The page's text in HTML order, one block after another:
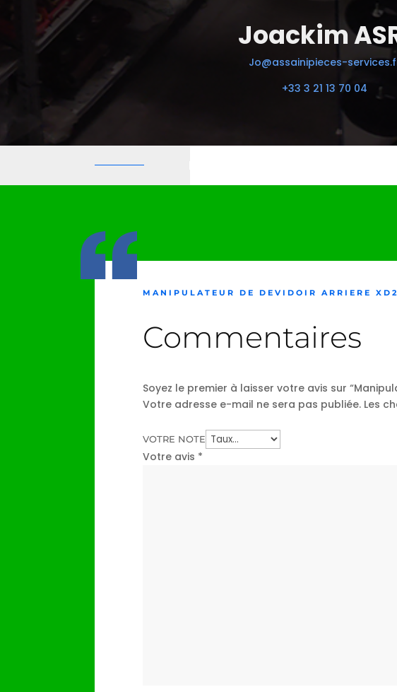
Joackim
Jo@assainipieces-
+33 3 21 13 70 04
MANIPULATEUR DE DEVIDOIR ARRIERE
Commentaires
Soyez le premier à laisser votre avis sur
Votre adresse e-mail ne sera pas publiée. Les
VOTRE NOTE
Votre avis *